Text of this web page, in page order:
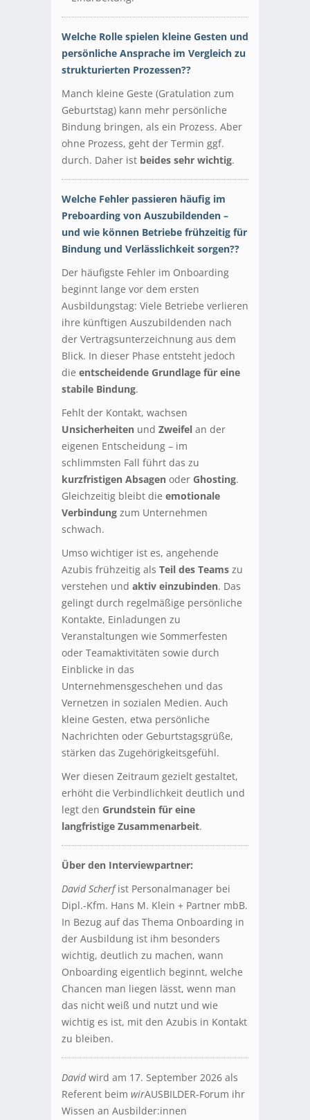
Welche Rolle spielen kleine Gesten und
persönliche Ansprache im Vergleich zu
strukturierten Prozessen??
Manch kleine Geste (Gratulation zum
Geburtstag) kann mehr persönliche
Bindung bringen, als ein Prozess. Aber
ohne Prozess, geht der Termin ggf.
durch. Daher ist beides sehr wichtig.
Welche Fehler passieren häufig im
Preboarding von Auszubildenden –
und wie können Betriebe frühzeitig für
Bindung und Verlässlichkeit sorgen??
Der häufigste Fehler im Onboarding
beginnt lange vor dem ersten
Ausbildungstag: Viele Betriebe verlieren
ihre künftigen Auszubildenden nach
der Vertragsunterzeichnung aus dem
Blick. In dieser Phase entsteht jedoch
die entscheidende Grundlage für eine
stabile Bindung.
Fehlt der Kontakt, wachsen
Unsicherheiten und Zweifel an der
eigenen Entscheidung – im
schlimmsten Fall führt das zu
kurzfristigen Absagen oder Ghosting.
Gleichzeitig bleibt die emotionale
Verbindung zum Unternehmen
schwach.
Umso wichtiger ist es, angehende
Azubis frühzeitig als Teil des Teams zu
verstehen und aktiv einzubinden. Das
gelingt durch regelmäßige persönliche
Kontakte, Einladungen zu
Veranstaltungen wie Sommerfesten
oder Teamaktivitäten sowie durch
Einblicke in das
Unternehmensgeschehen und das
Vernetzen in sozialen Medien. Auch
kleine Gesten, etwa persönliche
Nachrichten oder Geburtstagsgrüße,
stärken das Zugehörigkeitsgefühl.
Wer diesen Zeitraum gezielt gestaltet,
erhöht die Verbindlichkeit deutlich und
legt den Grundstein für eine
langfristige Zusammenarbeit.
Über den Interviewpartner:
David Scherfist Personalmanager bei
Dipl.-Kfm. Hans M. Klein + Partner mbB.
In Bezug auf das Thema Onboarding in
der Ausbildung ist ihm besonders
wichtig, deutlich zu machen, wann
Onboarding eigentlich beginnt, welche
Chancen man liegen lässt, wenn man
das nicht weiß und nutzt und wie
wichtig es ist, mit den Azubis in Kontakt
zu bleiben.
Davidwird am 17. September 2026 als
Referent beim wirAUSBILDER-Forum ihr
Wissen an Ausbilder:innen